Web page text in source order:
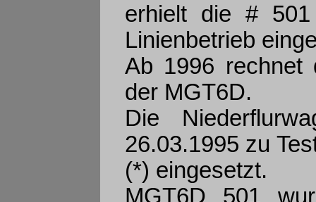
erhielt die #
Linienbetrieb
Ab 1996 rechnet
der MGT6D.
Die
26.03.1995 zu
(*) eingesetzt.
MGT6D 501